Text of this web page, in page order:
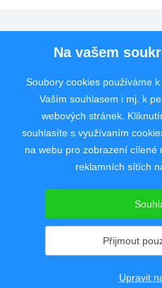
Copyright © 2008 -
Zásady ochrany
Pro uchazeče
Rychlý kontakt
Na vašem
Soubory cookies používáme
Vaším souhlasem i mj. k
webových stránek.
souhlasíte s využívaním
na webu pro zobrazení cílené
reklamních sítích
Přijmout
Upravit